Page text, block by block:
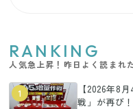
RANKING
人気急上昇！昨日よく読まれ
1
【2026年8
戦」が再び